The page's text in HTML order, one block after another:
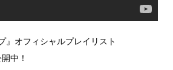
』オフィシャルプレイリスト
中！